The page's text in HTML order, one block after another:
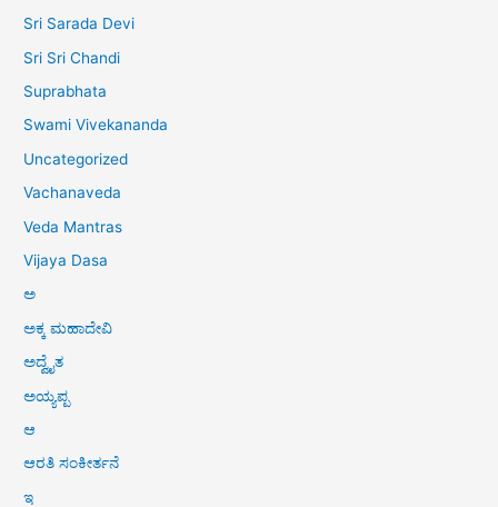
Sri Sarada Devi
Sri Sri Chandi
Suprabhata
Swami Vivekananda
Uncategorized
Vachanaveda
Veda Mantras
Vijaya Dasa
ಅ
ಅಕ್ಕ ಮಹಾದೇವಿ
ಅದ್ವೈತ
ಅಯ್ಯಪ್ಪ
ಆ
ಆರತಿ ಸಂಕೀರ್ತನೆ
ಇ